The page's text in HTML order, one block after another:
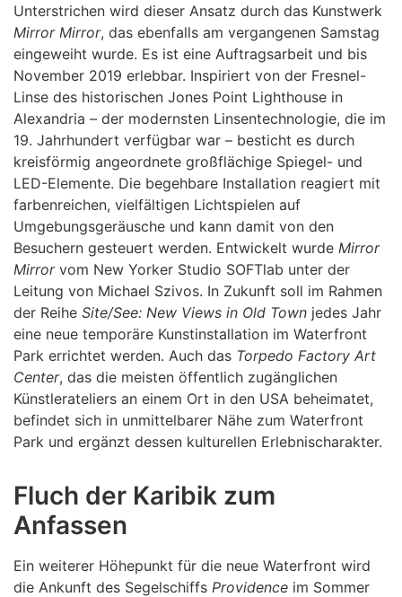
Unterstrichen wird dieser Ansatz durch das Kunstwerk
Mirror Mirror, das ebenfalls am vergangenen Samstag
eingeweiht wurde. Es ist eine Auftragsarbeit und bis
November 2019 erlebbar. Inspiriert von der Fresnel-
Linse des historischen Jones Point Lighthouse in
Alexandria – der modernsten Linsentechnologie, die im
19. Jahrhundert verfügbar war – besticht es durch
kreisförmig angeordnete großflächige Spiegel- und
LED-Elemente. Die begehbare Installation reagiert mit
farbenreichen, vielfältigen Lichtspielen auf
Umgebungsgeräusche und kann damit von den
Besuchern gesteuert werden. Entwickelt wurde Mirror
Mirrorvom New Yorker Studio SOFTlab unter der
Leitung von Michael Szivos. In Zukunft soll im Rahmen
der Reihe Site/See: New Views in Old Town jedes Jahr
eine neue temporäre Kunstinstallation im Waterfront
Park errichtet werden. Auch das Torpedo Factory Art
Center, das die meisten öffentlich zugänglichen
Künstlerateliers an einem Ort in den USA beheimatet,
befindet sich in unmittelbarer Nähe zum Waterfront
Park und ergänzt dessen kulturellen Erlebnischarakter.
Fluch der Karibik zum
Anfassen
Ein weiterer Höhepunkt für die neue Waterfront wird
die Ankunft des Segelschiffs Providence im Sommer